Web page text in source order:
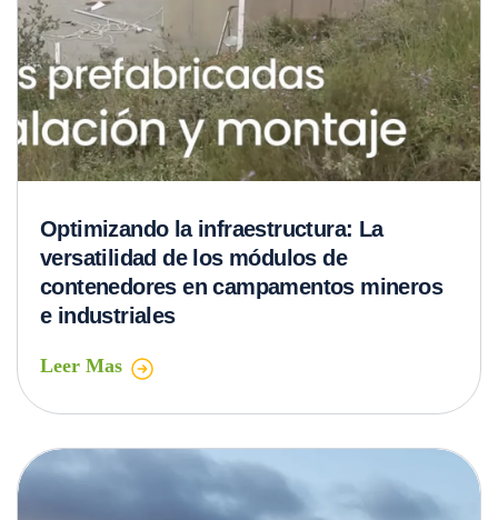
Optimizando la infraestructura: La
versatilidad de los módulos de
contenedores en campamentos mineros
e industriales
Leer Mas